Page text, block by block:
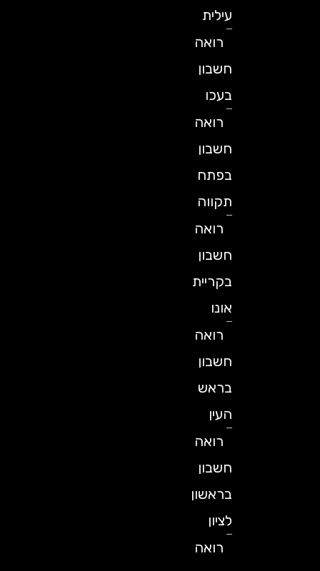
עילית
רואה
חשבון
בעכו
רואה
חשבון
בפתח
תקווה
רואה
חשבון
בקריית
רואה
חשבון
בראש
רואה
חשבון
בראשון
רואה